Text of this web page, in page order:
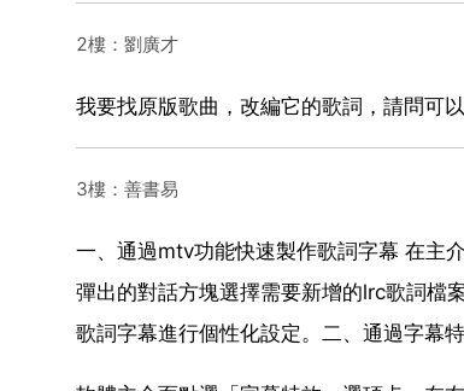
2樓：劉廣才
我要找原版歌曲，改編它的歌詞，請問可以
3樓：善書易
一、通過mtv功能快速製作歌詞字幕 在主
彈出的對話方塊選擇需要新增的lrc歌詞檔
歌詞字幕進行個性化設定。二、通過字幕